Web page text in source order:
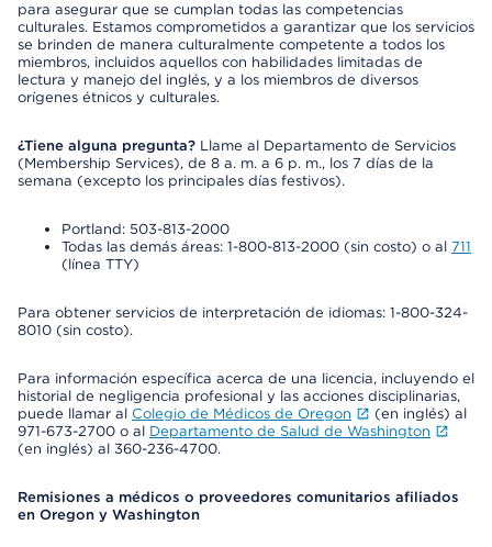
para asegurar que se cumplan todas las competencias
culturales. Estamos comprometidos a garantizar que los servicios
se brinden de manera culturalmente competente a todos los
miembros, incluidos aquellos con habilidades limitadas de
lectura y manejo del inglés, y a los miembros de diversos
orígenes étnicos y culturales.
¿Tiene alguna pregunta? Llame al Departamento de Servicios
(Membership Services), de 8 a. m. a 6 p. m., los 7 días de la
semana (excepto los principales días festivos).
Portland: 503-813-2000
Todas las demás áreas: 1-800-813-2000 (sin costo) o al 711
(línea TTY)
Para obtener servicios de interpretación de idiomas: 1-800-324-
8010 (sin costo).
Para información específica acerca de una licencia, incluyendo el
historial de negligencia profesional y las acciones disciplinarias,
puede llamar al Colegio de Médicos de Oregon
(en inglés) al
971-673-2700 o al Departamento de Salud de Washington
(en inglés) al 360-236-4700.
Remisiones a médicos o proveedores comunitarios afiliados
en Oregon y Washington